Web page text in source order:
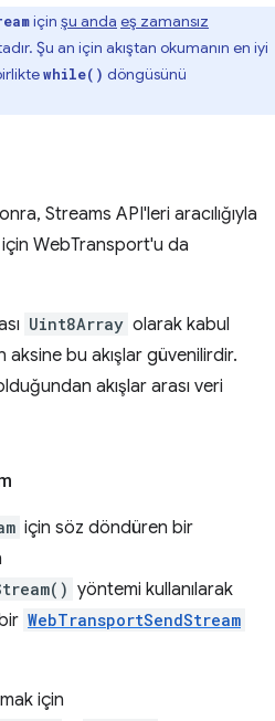
için şu anda eş zamansız
Şu an için akıştan okumanın en iyi
while() döngüsünü
Streams API'leri aracılığıyla
WebTransport'u da
Uint8Array olarak kabul
bu akışlar güvenilirdir.
akışlar arası veri
için söz döndüren bir
yöntemi kullanılarak
WebTransportSendStream
için